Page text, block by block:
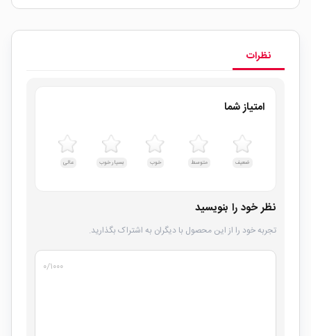
نظرات
امتیاز شما
ضعیف متوسط خوب بسیار خوب عالی
نظر خود را بنویسید
تجربه خود را از این محصول با دیگران به اشتراک بگذارید.
۰/۱۰۰۰